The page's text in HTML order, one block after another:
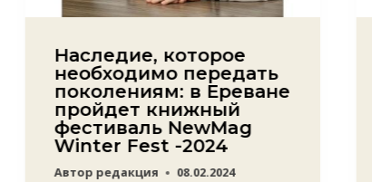
Наследие, которое
необходимо передать
поколениям: в Ереване
пройдет книжный
фестиваль NewMag
Winter Fest -2024
Автор редакция 08.02.2024